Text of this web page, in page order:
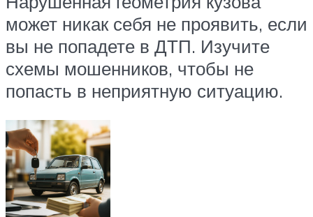
может никак себя не проявить, если
вы не попадете в ДТП. Изучите
схемы мошенников, чтобы не
попасть в неприятную ситуацию.